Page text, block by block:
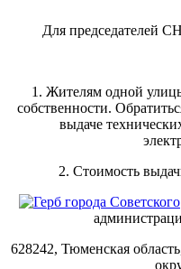
Для председателей
1. Жителям одной
собственности.
выдаче
2. Стоимость
628242, Тюменская